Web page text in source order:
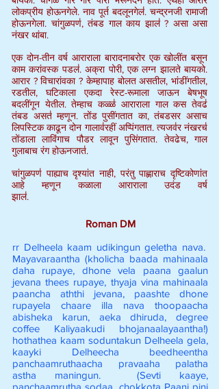
लोकप्रीय होऊनगेले. नाव पूर्त बदलूनगेल॑. चन्द्रनजी रामाजी
होऊनगेला. चांगुळपण॑, तंबड गाल काय झाल॑ ? असा असा
नंखर थांबा.
एक दोन-तीन वर्ष आराराला बारादनाबरोर एक खोलींत बसून
काम करांवस्क पडल॑. अक्रा पोरी, एक लग्न झालते बायको.
आरार ? विचारांवका ? केम्हापाह बोलत असतील, भांडींगतील,
रडतील, घटिकाला एकदा रेस्ट-रूमाला जाऊन बेषभूष
बदलींगून येतील. तेम्हाच कळ्ळ॑ आराराला गाल कस तेवढ॑
तंबड असत॑ म्हणून. तोंड पुसींगतात का, तंबडसर असाच
लिपस्टिक काढून दोन गालाव॑रहीं अप्पिंगतात. त्यजव॑र नंखरच॑
तोंडाला लाविंगाच पौडर लावून पुसिंगतात. तेवढेच, गाल
गुलाबाच रंग होऊनजात॑.
चांगुळपण॑ पाह्याच दृश्यांत नाही, परंतु पाह्णाराच दृष्टिकोणांत
आहे म्हणून कळाला आराराला उदंड वर्ष
झाल॑.
Roman DM
rr Delheela kaam udikingun geletha nava.
Mayavaraantha (kholicha baada mahinaala
daha rupaye, dhone vela paana gaalun
jevana thees rupaye, thyaja vina mahinaala
paancha aththi jevana, paashte dhone
rupayela chaare illa nava thoopaacha
abisheka karun, aeka dhiruda, degree
coffee Kaliyaakudi bhojanaalayaantha!)
hothathea kaam soduntakun Delheela gela,
kaayki Delheecha beedheentha
panchaamruthaacha pravaaha palatha
astha maningun. (Sevti kaaye,
panchaamrutha sodaa, chokkota Paani pini